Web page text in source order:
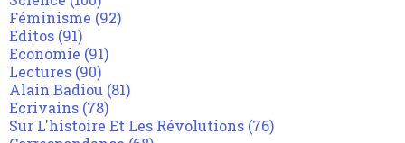
Féminisme (92)
Editos (91)
Economie (91)
Lectures (90)
Alain Badiou (81)
Ecrivains (78)
Sur L'histoire Et Les Révolutions (76)